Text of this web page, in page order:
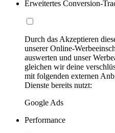
Erweitertes Conversion-
Durch das Akzeptieren
unserer Online-
auswerten und unser
gleichen wir deine
mit folgenden externen
Dienste bereits nutzt:
Google Ads
Performance